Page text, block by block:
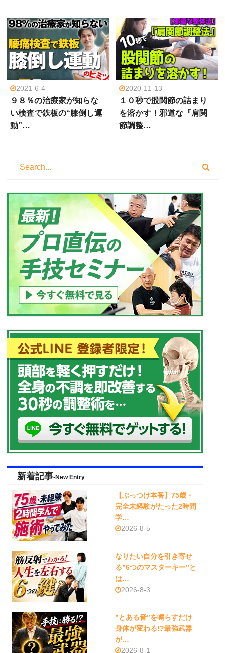
2021-6-4
９８％の治療家が知らな
い検査で鉄板の“膝倒し運
動”…
2020-11-13
１０秒で股関節の詰まり
を溶かす！邪道な『肩関
節調整…
新着記事-New Entry
【ぶっつけ本番】75歳・
完全未経験がたった2時間
学…
2026-8-5
なりたい自分を引き寄せ
る”6つのマスターキー”と
は…
2026-8-3
”とある音”を鳴らすだけ
身体が変わる!?最強武器
が…
2026-8-1